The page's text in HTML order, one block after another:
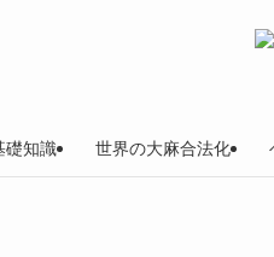
礎知識 世界の大麻合法化